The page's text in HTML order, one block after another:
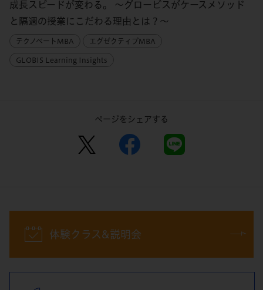
成長スピードが変わる。 〜グロービスがケースメソッド
と隔週の授業にこだわる理由とは？〜
テクノベートMBA エグゼクティブMBA
GLOBIS Learning Insights
ページをシェアする
体験クラス&説明会